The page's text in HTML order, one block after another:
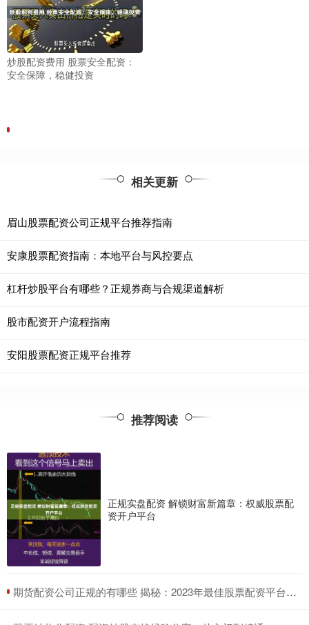
炒股配资费用 股票安全配资：
安全保障，稳健投资
相关更新
眉山股票配资公司正规平台推荐指南
安康股票配资指南：本地平台与风控要点
杠杆炒股平台有哪些？正规券商与合规渠道解析
股市配资开户流程指南
安阳股票配资正规平台推荐
推荐阅读
正规实盘配资 解锁财富新篇章：权威股票配
资开户平台
​期货配资公司正规的有哪些 揭秘：2023年最佳股票配资平台指南